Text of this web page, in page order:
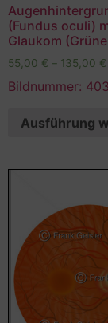
(Fundus oculi)
Glaukom
55,00 € – 135,00 €
Bildnummer:
Ausführung